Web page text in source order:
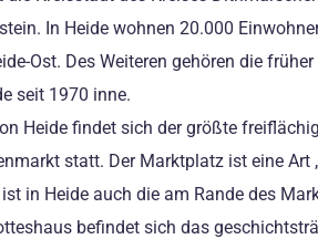
In Heide wohnen 20.000
Ost. Des Weiteren gehören die
seit 1970 inne.
Heide findet sich der größte
statt. Der Marktplatz ist eine Art
in Heide auch die am Rande des
befindet sich das